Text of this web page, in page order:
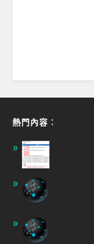
熱門內容︰